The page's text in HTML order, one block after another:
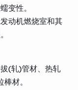
变性。
动机燃烧室和其
(轧)管材、热轧
材。